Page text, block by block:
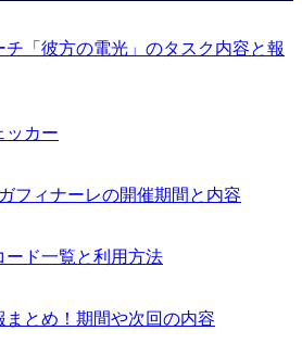
チ「彼方の電光」のタスク内容と報
ッカー
フィナーレの開催期間と内容
ード一覧と利用方法
まとめ！期間や次回の内容